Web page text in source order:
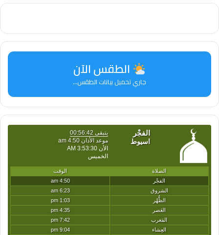
الطقس الآن
جاري تحميل بيانات الطقس...